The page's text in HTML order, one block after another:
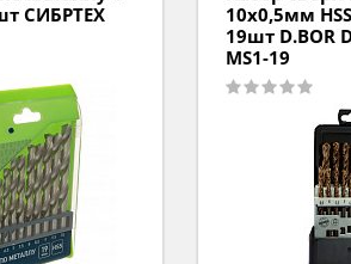
Cobalt 5%
338-CO5-
ф1-12мм 5%
Р6М5К5